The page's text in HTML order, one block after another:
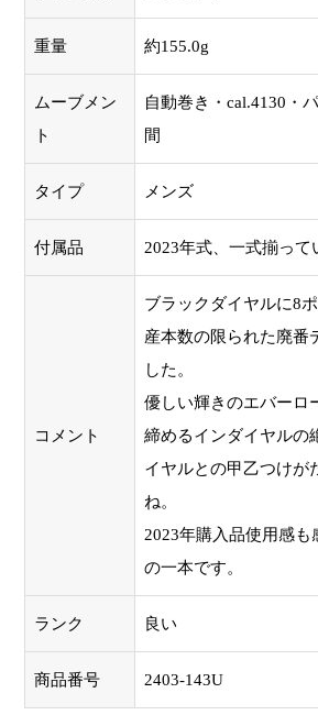
重量 約155.0g
ムーブメン
ト
自動巻き・cal.4130・
間
タイプ メンズ
付属品 2023年式、一式揃って
コメント
ブラックダイヤルに8
産本数の限られた廃番
した。
優しい輝きのエバーロ
締めるインダイヤルの
イヤルとの甲乙つけが
ね。
2023年購入品使用感も
の一本です。
ランク 良い
商品番号 2403-143U